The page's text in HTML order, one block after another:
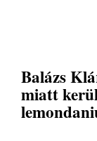
Balázs
miatt